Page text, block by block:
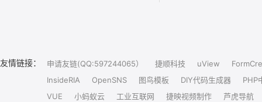
友情链接： 申请友链(QQ:597244065） 捷顺科技 uView
InsideRIA
OpenSNS 图鸟模板 DIY代码生成器
PHP
VUE
小蚂蚁云 工业互联网 捷映视频制作 芦虎导航